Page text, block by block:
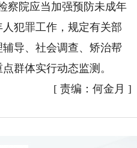
察院应当加强预防未成年
犯罪工作，规定有关部
导、社会调查、矫治帮
群体实行动态监测。
[ 责编：何金月 ]